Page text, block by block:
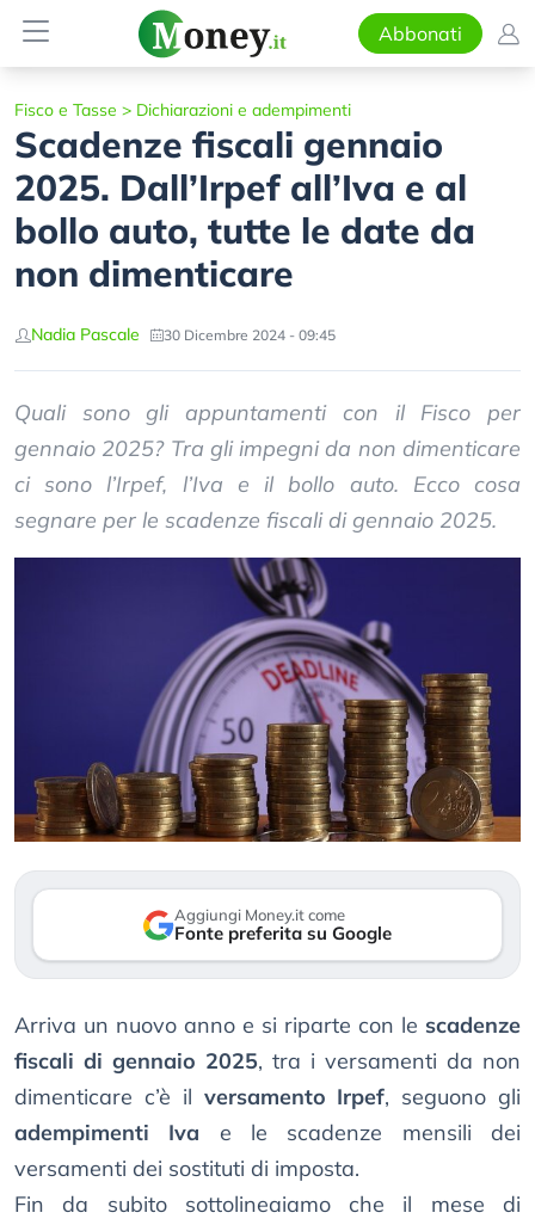
Abbonati
Fisco e Tasse > Dichiarazioni e adempimenti
Scadenze fiscali gennaio
2025. Dall’Irpef all’Iva e al
bollo auto, tutte le date da
non dimenticare
Nadia Pascale 30 Dicembre 2024 - 09:45
Quali sono gli appuntamenti con il Fisco per
gennaio 2025? Tra gli impegni da non dimenticare
ci sono l’Irpef, l’Iva e il bollo auto. Ecco cosa
segnare per le scadenze fiscali di gennaio 2025.
Aggiungi Money.it come
Fonte preferita su Google
Arriva un nuovo anno e si riparte con le scadenze
fiscali di gennaio 2025, tra i versamenti da non
dimenticare c’è il versamento Irpef, seguono gli
adempimenti Iva e le scadenze mensili dei
versamenti dei sostituti di imposta.
Fin da subito sottolineaiamo che il mese di